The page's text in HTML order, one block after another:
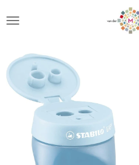
direct
hoofdinhoud